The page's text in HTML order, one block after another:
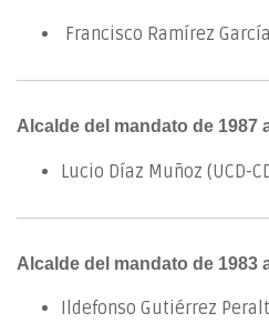
Francisco Ramírez García
Alcalde del mandato de 1987
Lucio Díaz Muñoz (UCD-
Alcalde del mandato de 1983
Ildefonso Gutiérrez